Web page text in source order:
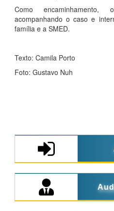
Como
acompanhando o caso e
família e a SMED.
Texto: Camila Porto
Foto: Gustavo Nuh